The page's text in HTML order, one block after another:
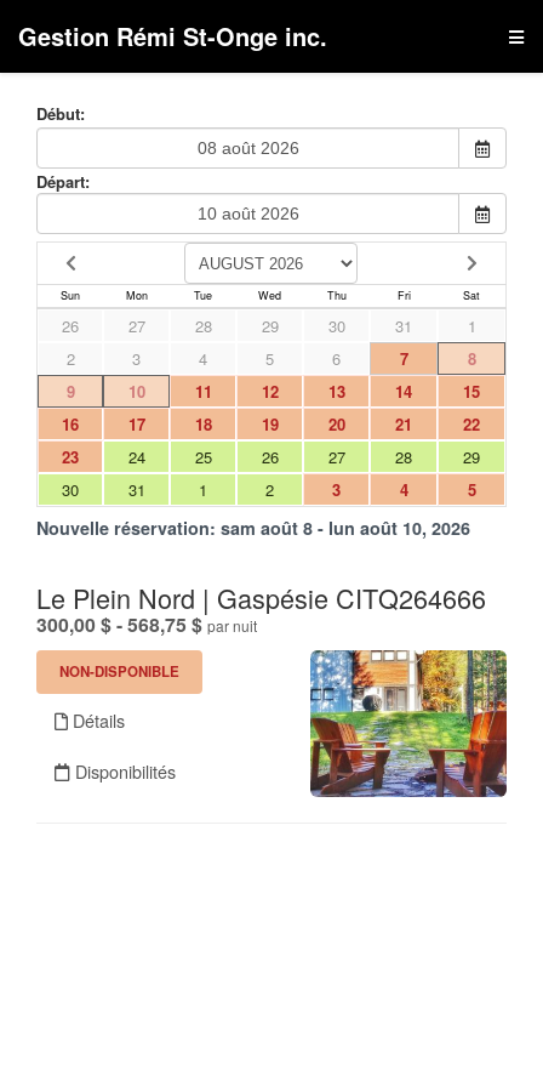
Gestion Rémi St-Onge inc.
Début:
Départ:
Sun Mon Tue Wed Thu Fri Sat
26 27 28 29 30 31
1
2
3 4 5 6 7
8
9
10 11 12 13 14
15
16
17 18 19 20 21
22
23
24 25 26 27 28
29
30
31 1 2 3 4 5
Nouvelle réservation: sam août 8 - lun août 10, 2026
Le Plein Nord | Gaspésie CITQ264666
300,00 $ - 568,75 $ par nuit.
NON-DISPONIBLE
Détails
Disponibilités